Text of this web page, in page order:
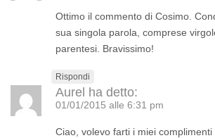
Ottimo il commento di Cosimo.
sua singola parola, comprese
parentesi. Bravissimo!
Rispondi
Aurel ha detto:
01/01/2015 alle 6:31 pm
Ciao, volevo farti i miei